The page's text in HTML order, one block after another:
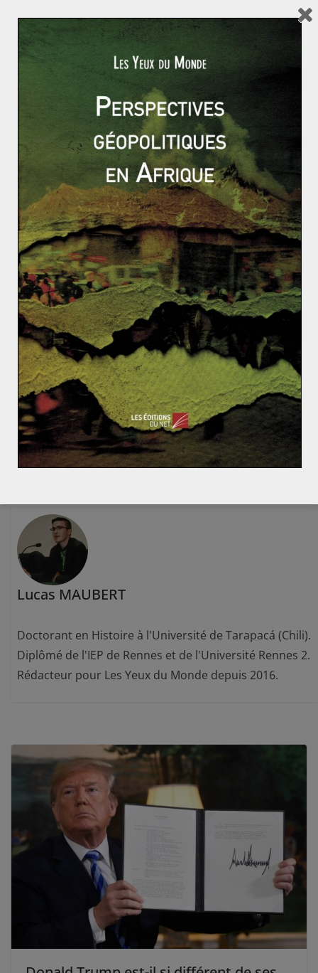
femme Cristina (2007-2015)adhérèrent au dirigisme
économique et conçurent le mouvement comme un
parti social-démocrate voire socialiste. Il s’agit avant
tout d’une idéologie personnaliste et populiste,
transcendant les clivages traditionnels.
Les troubles politiques et judiciaires du gouvernement
de Cristina Kirchner (2007-2015) entraînèrent la défaite
du parti justicialiste au profit de Mauricio Macri, libéral.
L’état actuel d’affaiblissement du péronisme pourrait
annoncer son effacement en tant qu’élément
structurant du système politique argentin et une
évolution pouvant s’apparenter à celle du gaullisme en
France, devenu une référence dans le débat public
plus qu’une force politique. À moins qu’une nouvelle
recomposition du mouvement ne lui permette de
revenir à laCasa Rosada.
Pour en savoir plus sur l’actuel Président
Mauricio Macri:Argentine : l’année
tourmentée de Mauricio Macri
Ouganda-Tanzanie, une alliance renforcée
Lucas MAUBERT
Doctorant en Histoire à l'Université de Tarapacá (Chili).
Diplômé de l'IEP de Rennes et de l'Université Rennes 2.
Rédacteur pour Les Yeux du Monde depuis 2016.